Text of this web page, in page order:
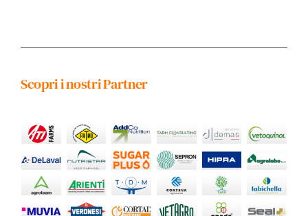
Scopri i nostri Partner